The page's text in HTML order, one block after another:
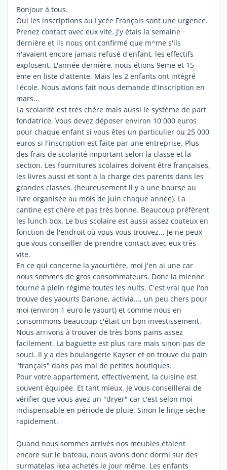
Bonjour à tous.
Oui les inscriptions au Lycée Français sont une urgence.
Prenez contact avec eux vite. J'y étais la semaine
dernière et ils nous ont confirmé que m^me s'ils
n'avaient encore jamais refusé d'enfant, les effectifs
explosent. L'année dernière, nous étions 9eme et 15
ème en liste d'attente. Mais les 2 enfants ont intégré
l'école. Nous avions fait nous demande d'inscription en
mars...
La scolarité est très chère mais aussi le système de part
fondatrice. Vous devez déposer environ 10 000 euros
pour chaque enfant si vous êtes un particulier ou 25 000
euros si l'inscription est faite par une entreprise. Plus
des frais de scolarité important selon la classe et la
section. Les fournitures scolaires doivent être françaises,
les livres aussi et sont à la charge des parents dans les
grandes classes. (heureusement il y a une bourse au
livre organisée au mois de juin chaque année). La
cantine est chère et pas très bonne. Beaucoup préfèrent
les lunch box. Le bus scolaire est aussi assez couteux en
fonction de l'endroit où vous vous trouvez... Je ne peux
que vous conseiller de prendre contact avec eux très
vite.
En ce qui concerne la yaourtière, moi j'en ai une car
nous sommes de gros consommateurs. Donc la mienne
tourne à plein régime toutes les nuits. C'est vrai que l'on
trouve des yaourts Danone, activia..., un peu chers pour
moi (environ 1 euro le yaourt) et comme nous en
consommons beaucoup c'était un bon investissement.
Nous arrivons à trouver de très bons pains assez
facilement. La baguette est plus rare mais sinon pas de
souci. Il y a des boulangerie Kayser et on trouve du pain
"français" dans pas mal de petites boutiques.
Pour votre appartement, effectivement, la cuisine est
souvent équipée. Et tant mieux. Je vous conseillerai de
vérifier que vous avez un "dryer" car c'est selon moi
indispensable en période de pluie. Sinon le linge sèche
rapidement.
Quand nous sommes arrivés nos meubles étaient
encore sur le bateau, nous avons donc dormi sur des
surmatelas ikea achetés le jour même. Les enfants